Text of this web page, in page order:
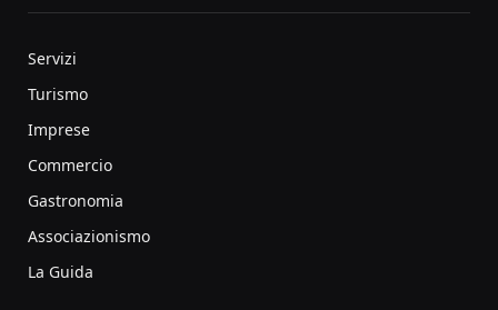
Servizi
Turismo
Imprese
Commercio
Gastronomia
Associazionismo
La Guida